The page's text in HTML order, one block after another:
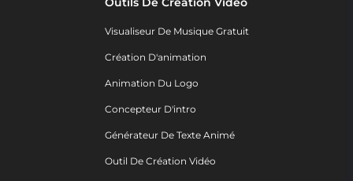
Visualiseur De Musique Gratuit
Création D'animation
Animation Du Logo
Concepteur D'intro
Générateur De Texte Animé
Outil De Création Vidéo